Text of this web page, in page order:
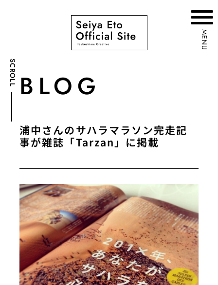
SCROLL
MENU
BLOG
浦中さんのサハラマラソン完走記
事が雑誌「Tarzan」に掲載